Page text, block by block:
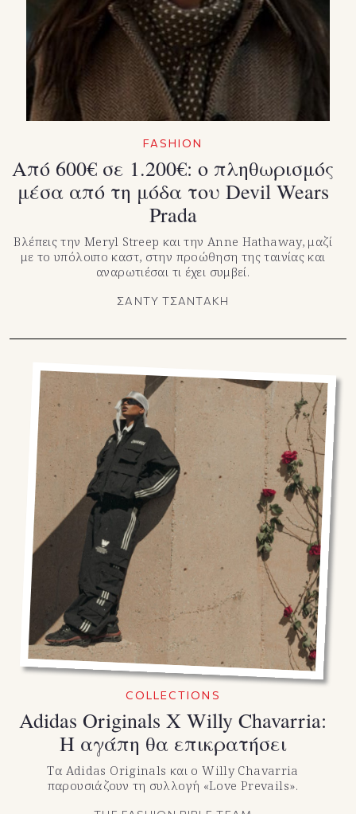
FASHION
Από 600€ σε 1.200€: ο πληθωρισμός
μέσα από τη μόδα του Devil Wears
Prada
Bλέπεις την Meryl Streep και την Αnne Hathaway, μαζί
με το υπόλοιπο καστ, στην προώθηση της ταινίας και
αναρωτιέσαι τι έχει συμβεί.
ΣΑΝΤΥ ΤΣΑΝΤΑΚΗ
COLLECTIONS
Adidas Originals X Willy Chavarria:
Η αγάπη θα επικρατήσει
Τα Adidas Originals και ο Willy Chavarria
παρουσιάζουν τη συλλογή «Love Prevails».